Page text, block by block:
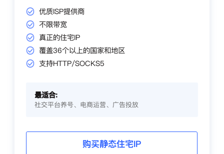
优质ISP提供商
不限带宽
真正的住宅IP
覆盖36个以上的国家和地区
支持HTTP/SOCKS5
最适合:
社交平台养号、电商运营、广告投放
购买静态住宅IP